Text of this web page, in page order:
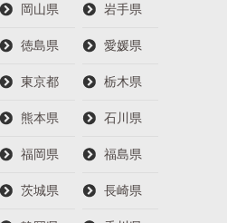
岡山県 岩手県
徳島県 愛媛県
東京都 栃木県
熊本県 石川県
福岡県 福島県
茨城県 長崎県